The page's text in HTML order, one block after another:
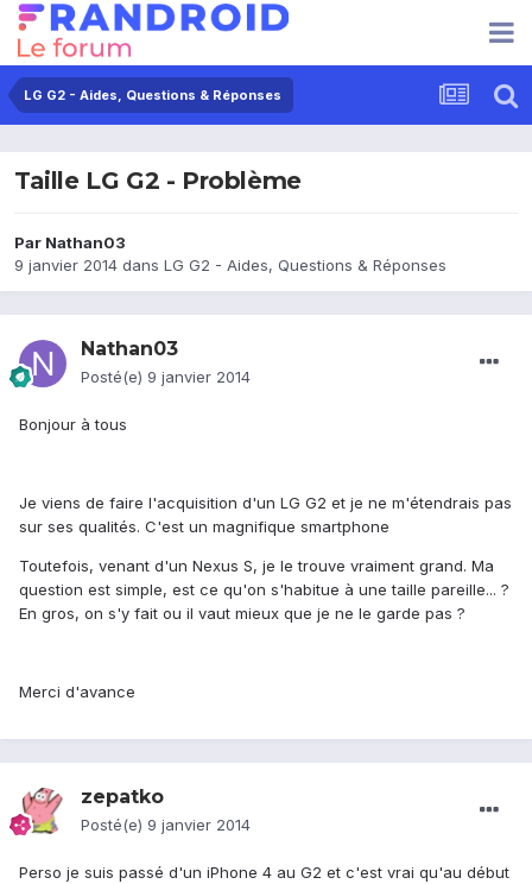
LG G2 - Aides, Questions & Réponses
Taille LG G2 - Problème
Par Nathan03
9 janvier 2014 dans LG G2 - Aides, Questions & Réponses
Nathan03
Posté(e) 9 janvier 2014
Bonjour à tous
Je viens de faire l'acquisition d'un LG G2 et je ne m'étendrais pas
sur ses qualités. C'est un magnifique smartphone
Toutefois, venant d'un Nexus S, je le trouve vraiment grand. Ma
question est simple, est ce qu'on s'habitue à une taille pareille... ?
En gros, on s'y fait ou il vaut mieux que je ne le garde pas ?
Merci d'avance
zepatko
Posté(e) 9 janvier 2014
Perso je suis passé d'un iPhone 4 au G2 et c'est vrai qu'au début